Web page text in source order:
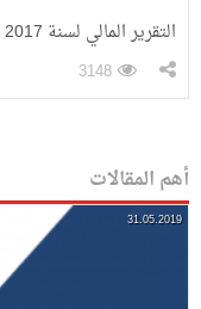
التقرير المالي لسنة 2017
3148
أهم المقالات
31.05.2019